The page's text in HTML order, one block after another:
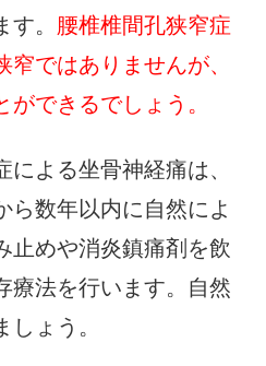
す。 腰椎椎間孔狭窄症
ではありませんが、
できるでしょう。
よる坐骨神経痛は、
ら数年以内に自然によ
止めや消炎鎮痛剤を飲
療法を行います。自然
ょう。